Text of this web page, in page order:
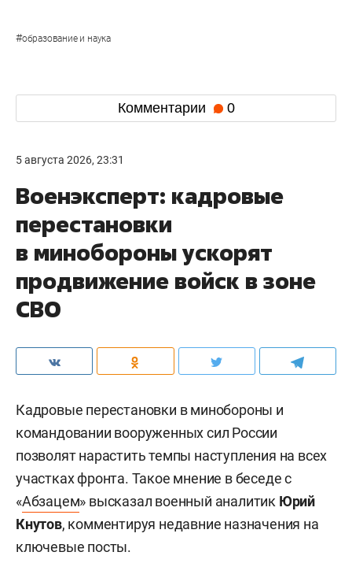
#образование и наука
Комментарии 0
5 августа 2026, 23:31
Военэксперт: кадровые
перестановки
в минобороны ускорят
продвижение войск в зоне
СВО
Кадровые перестановки в минобороны и
командовании вооруженных сил России
позволят нарастить темпы наступления на всех
участках фронта. Такое мнение в беседе с
«Абзацем» высказал военный аналитик Юрий
Кнутов, комментируя недавние назначения на
ключевые посты.